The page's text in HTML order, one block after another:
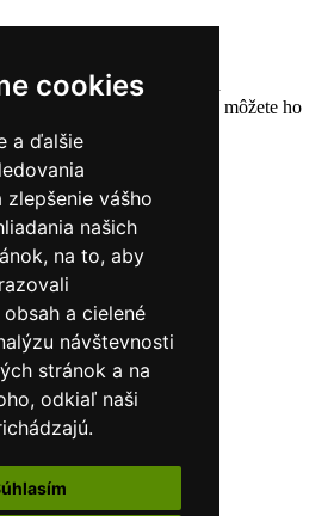
cookies
a ďalšie
zlepšenie vášho
našich
na to, aby
a cielené
návštevnosti
stránok a na
odkiaľ naši
Vám odošleme do 24 hodín
Ak Vám tovar nesadne, môžete ho
Po - pia: 8:30 - 16:30
Quatro
TU